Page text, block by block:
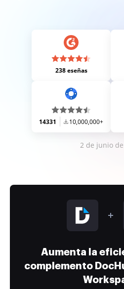
238 eseñas
14331 10,000,000+
2 de junio
Aumenta la
complemento